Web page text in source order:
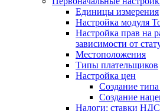
Единицы измерения
Настройка модуля
Настройка прав на
зависимости от
Местоположения
Типы плательщиков
Настройка цен
Создание
Создание
Налоги: ставки НДС